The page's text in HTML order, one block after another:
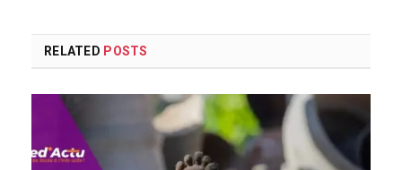
RELATED POSTS